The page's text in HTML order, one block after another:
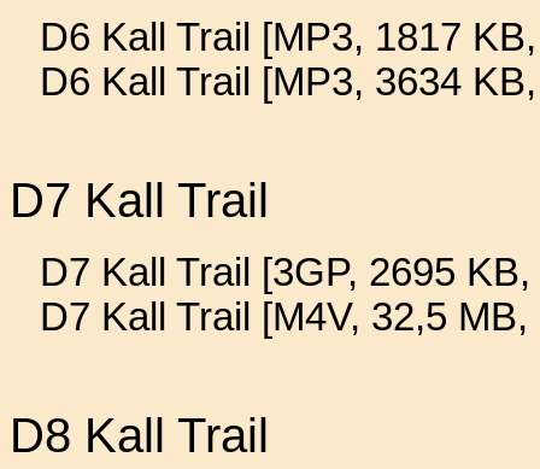
D6 Kall Trail [MP3, 1817
D6 Kall Trail [MP3, 3634
D7 Kall Trail
D7 Kall Trail [3GP, 2695
D7 Kall Trail [M4V, 32,5 MB,
D8 Kall Trail